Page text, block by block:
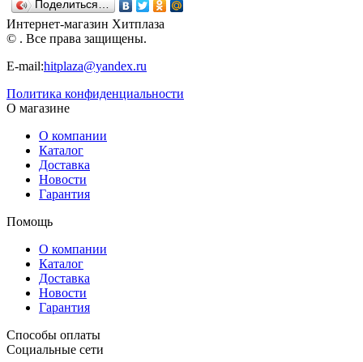
Х-9818
Рыжий кот
AS
Белоснежка
Поделиться…
Интернет-магазин Хитплаза
© . Все права защищены.
E-mail:hitplaza@yandex.ru
Политика конфиденциальности
О магазине
О компании
Каталог
Доставка
Новости
Гарантия
Помощь
О компании
Каталог
Доставка
Новости
Гарантия
Способы оплаты
Социальные сети